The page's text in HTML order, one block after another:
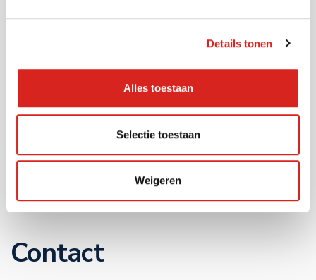
Details tonen
Alles toestaan
Selectie toestaan
Weigeren
Warehousing
Bouwsector
Zorg
Industrie
Contact